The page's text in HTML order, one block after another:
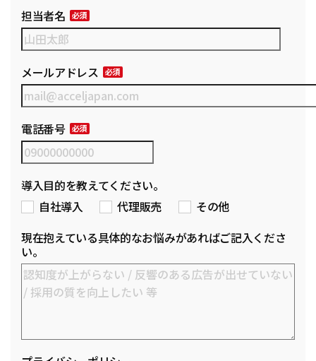
担当者名
メールアドレス
電話番号
導入目的を教えてください。
自社導入
代理販売
その他
現在抱えている具体的なお悩みがあればご記入くださ
い。